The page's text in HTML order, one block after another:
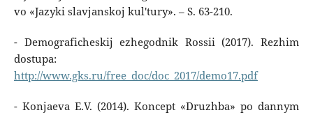
vo «Jazyki slavjanskoj kul'tury». – S. 63-210.
- Demograficheskij ezhegodnik Rossii (2017). Rezhim
dostupa:
http://www.gks.ru/free_doc/doc_2017/demo17.pdf
- Konjaeva E.V. (2014). Koncept «Druzhba» po dannym